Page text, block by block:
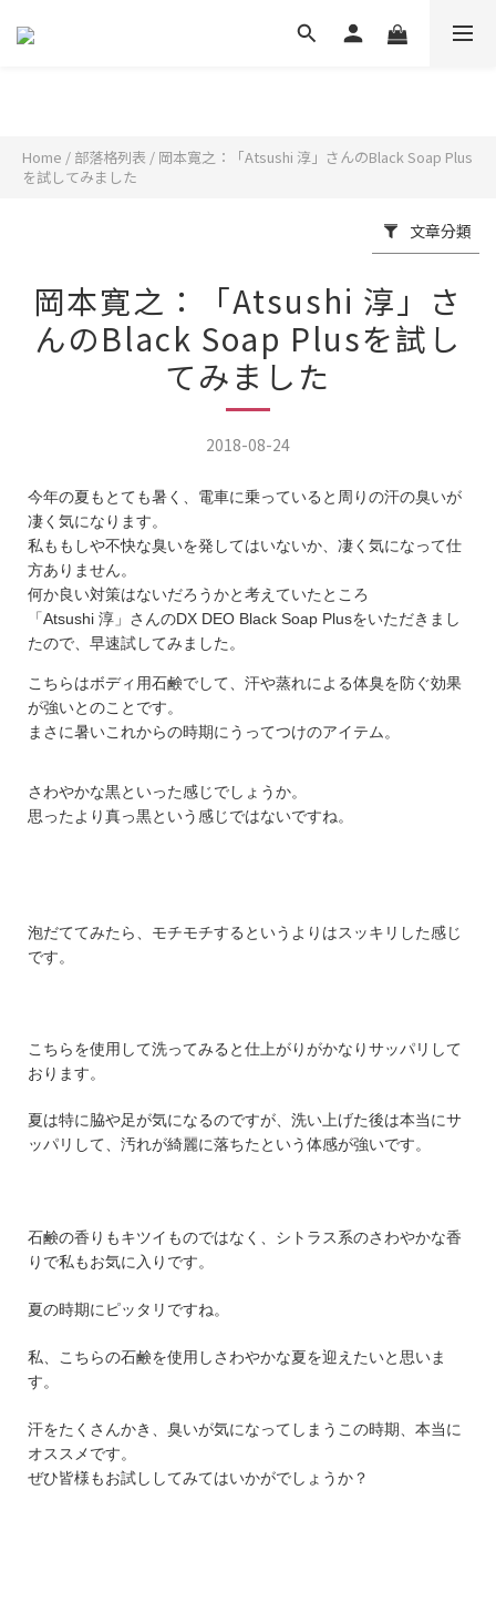
Home / 部落格列表 / 岡本寛之：「Atsushi 淳」さんのBlack Soap Plus
を試してみました
文章分類
岡本寛之：「Atsushi 淳」さ
んのBlack Soap Plusを試し
てみました
2018-08-24
今年の夏もとても暑く、電車に乗っていると周りの汗の臭いが
凄く気になります。
私ももしや不快な臭いを発してはいないか、凄く気になって仕
方ありません。
何か良い対策はないだろうかと考えていたところ
「Atsushi 淳」さんのDX DEO Black Soap Plusをいただきまし
たので、早速試してみました。
こちらはボディ用石鹸でして、汗や蒸れによる体臭を防ぐ効果
が強いとのことです。
まさに暑いこれからの時期にうってつけのアイテム。
さわやかな黒といった感じでしょうか。
思ったより真っ黒という感じではないですね。
泡だててみたら、モチモチするというよりはスッキリした感じ
です。
こちらを使用して洗ってみると仕上がりがかなりサッパリして
おります。
夏は特に脇や足が気になるのですが、洗い上げた後は本当にサ
ッパリして、汚れが綺麗に落ちたという体感が強いです。
石鹸の香りもキツイものではなく、シトラス系のさわやかな香
りで私もお気に入りです。
夏の時期にピッタリですね。
私、こちらの石鹸を使用しさわやかな夏を迎えたいと思いま
す。
汗をたくさんかき、臭いが気になってしまうこの時期、本当に
オススメです。
ぜひ皆様もお試ししてみてはいかがでしょうか？